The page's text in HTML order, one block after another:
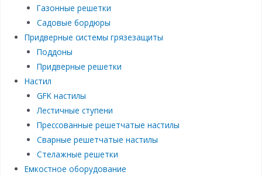
Газонные решетки
Садовые бордюры
Придверные системы грязезащиты
Поддоны
Придверные решетки
Настил
GFK настилы
Лестичные ступени
Прессованные решетчатые настилы
Сварные решетчатые настилы
Стелажные решетки
Емкостное оборудование